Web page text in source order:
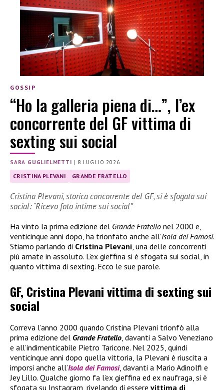
GOSSIP
“Ho la galleria piena di…”, l’ex
concorrente del GF vittima di
sexting sui social
SARA GUGLIELMETTI | 8 LUGLIO 2026
CRISTINA PLEVANI GRANDE FRATELLO
Cristina Plevani, storica concorrente del GF, si è sfogata sui
social: “Ricevo foto intime sui social”
Ha vinto la prima edizione del Grande Fratello nel 2000 e,
venticinque anni dopo, ha trionfato anche all’Isola dei Famosi.
Stiamo parlando di Cristina Plevani , una delle concorrenti
più amate in assoluto. L’ex gieffina si è sfogata sui social, in
quanto vittima di sexting. Ecco le sue parole.
GF, Cristina Plevani vittima di sexting sui
social
Correva l’anno 2000 quando Cristina Plevani trionfò alla
prima edizione del Grande Fratello, davanti a Salvo Veneziano
e all’indimenticabile Pietro Taricone. Nel 2025, quindi
venticinque anni dopo quella vittoria, la Plevani è riuscita a
imporsi anche all’Isola dei Famosi, davanti a Mario Adinolfi e
Jey Lillo. Qualche giorno fa l’ex gieffina ed ex naufraga, si è
sfogata su Instagram, rivelando di essere vittima di